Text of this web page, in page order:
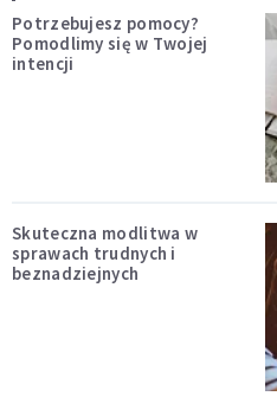
Potrzebujesz pomocy?
Pomodlimy się w Twojej
intencji
Skuteczna modlitwa w
sprawach trudnych i
beznadziejnych